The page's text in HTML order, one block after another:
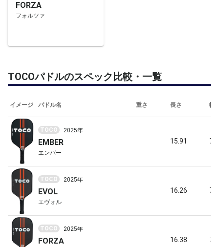
FORZA
フォルツァ
TOCOパドルのスペック比較・一覧
イメージ パドル名 重さ 長さ 幅
TOCO 2025年
EMBER
エンバー
15.91
TOCO 2025年
EVOL
エヴォル
16.26 7.4
TOCO 2025年
FORZA 16.38 7.4